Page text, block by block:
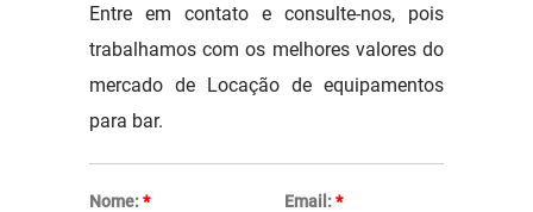
Entre em contato e consulte-nos, pois
trabalhamos com os melhores valores do
mercado de Locação de equipamentos
para bar.
Nome:* Email:*